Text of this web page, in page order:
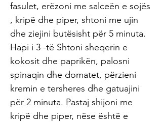
fasulet, erëzoni me salceën e sojës
, kripë dhe piper, shtoni me ujin
dhe ziejini butësisht për 5 minuta.
Hapi i 3 -të Shtoni sheqerin e
kokosit dhe paprikën, palosni
spinaqin dhe domatet, përzieni
kremin e tersheres dhe gatuajini
për 2 minuta. Pastaj shijoni me
kripë dhe piper, nëse është e